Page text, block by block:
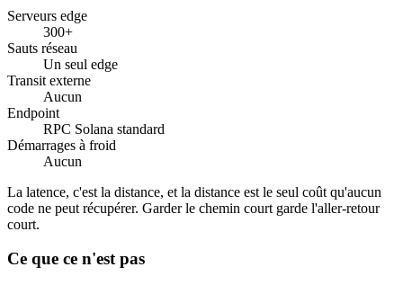
Serveurs edge
300+
Sauts réseau
Un seul edge
Transit externe
Aucun
Endpoint
RPC Solana standard
Démarrages à froid
Aucun
La latence, c'est la distance, et la distance est le seul coût qu'aucun
code ne peut récupérer. Garder le chemin court garde l'aller-retour
court.
Ce que ce n'est pas